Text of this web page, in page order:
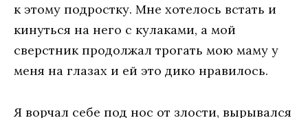
к этому подростку. Мне хотелось встать и
кинуться на него с кулаками, а мой
сверстник продолжал трогать мою маму у
меня на глазах и ей это дико нравилось.
Я ворчал себе под нос от злости, вырывался